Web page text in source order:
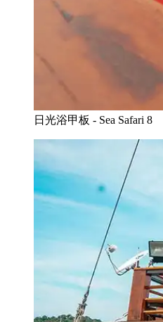
日光浴甲板 - Sea Safari 8